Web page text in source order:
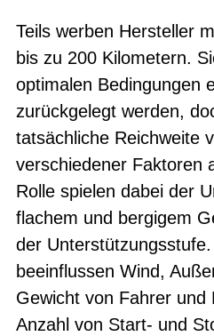
Teils werben Hersteller
bis zu 200 Kilometern.
optimalen Bedingungen
zurückgelegt werden,
tatsächliche Reichweite
verschiedener Faktoren
Rolle spielen dabei der
flachem und bergigem
der
beeinflussen Wind,
Gewicht von Fahrer und
Anzahl von Start- und